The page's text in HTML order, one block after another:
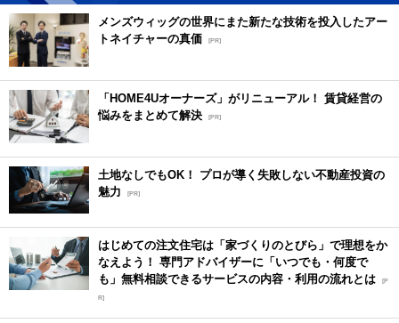
メンズウィッグの世界にまた新たな技術を投入したアー
トネイチャーの真価 [PR]
「HOME4Uオーナーズ」がリニューアル！ 賃貸経営の
悩みをまとめて解決 [PR]
土地なしでもOK！ プロが導く失敗しない不動産投資の
魅力
[PR]
はじめての注文住宅は「家づくりのとびら」で理想をか
なえよう！ 専門アドバイザーに「いつでも・何度で
も」無料相談できるサービスの内容・利用の流れとは [P
R]